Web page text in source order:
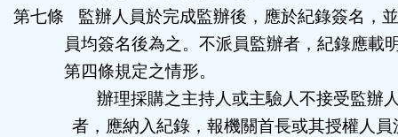
第七條
監辦人員於完成監辦後，應於紀錄簽名，
員均簽名後為之。不派員監辦者，紀錄應載
第四條規定之情形。
辦理採購之主持人或主驗人不接受監辦
者，應納入紀錄，報機關首長或其授權人員